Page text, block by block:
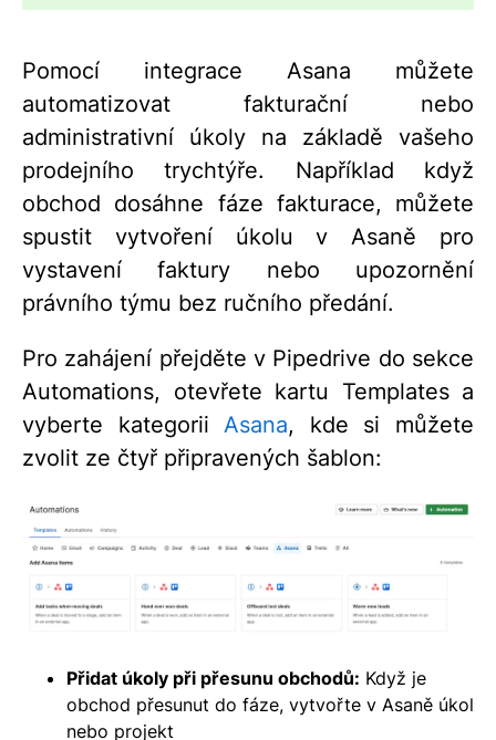
Pomocí integrace Asana můžete
automatizovat fakturační nebo
administrativní úkoly na základě vašeho
prodejního trychtýře. Například když
obchod dosáhne fáze fakturace, můžete
spustit vytvoření úkolu v Asaně pro
vystavení faktury nebo upozornění
právního týmu bez ručního předání.
Pro zahájení přejděte v Pipedrive do sekce
Automations, otevřete kartu Templates a
vyberte kategorii Asana, kde si můžete
zvolit ze čtyř připravených šablon:
Přidat úkoly při přesunu obchodů: Když je
obchod přesunut do fáze, vytvořte v Asaně úkol
nebo projekt